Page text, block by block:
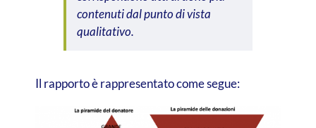
contenuti dal punto di vista
qualitativo.
Il rapporto è rappresentato come segue: